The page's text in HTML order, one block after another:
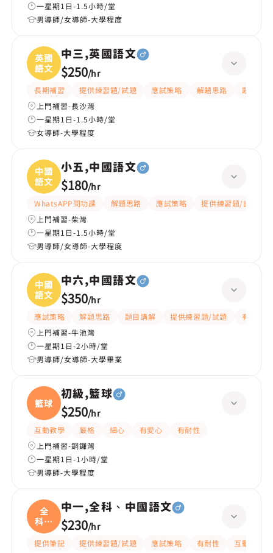
一星期1日-1.5小時/堂
男導師/女導師-大學程度
英國
語文
中三,英國語文
$250/hr
長期補習 提供練習題/試題 應試策略 解題思路
題目講解
上門補習-長沙灣
一星期1日-1.5小時/堂
女導師-大學程度
中國
語文
小五,中國語文
$180/hr
WhatsAPP問功課 解題思路 應試策略
提供練習題/試題
上門補習-柴灣
一星期1日-1.5小時/堂
男導師/女導師-大學程度
中國
語文
中六,中國語文
$350/hr
應試策略 解題思路 題目講解 提供練習題/試題
有耐性
上門補習-牛池灣
一星期1日-2小時/堂
男導師/女導師-大學畢業
籃球
初級,籃球
$250/hr
互動教學 嚴格 細心 有愛心
有耐性
上門補習-銅鑼灣
一星期1日-1小時/堂
男導師-大學程度
全
科、
中國
中一,全科、中國語文
$230/hr
提供筆記 提供練習題/試題 應試策略 有耐性
互動教學